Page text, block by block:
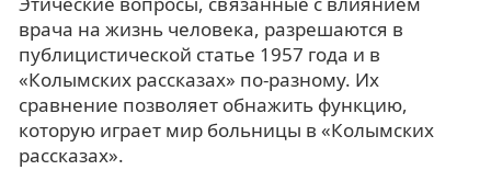
врача на жизнь человека, разрешаются в
публицистической статье 1957 года и в
«Колымских рассказах» по-разному. Их
сравнение позволяет обнажить функцию,
которую играет мир больницы в «Колымских
рассказах».